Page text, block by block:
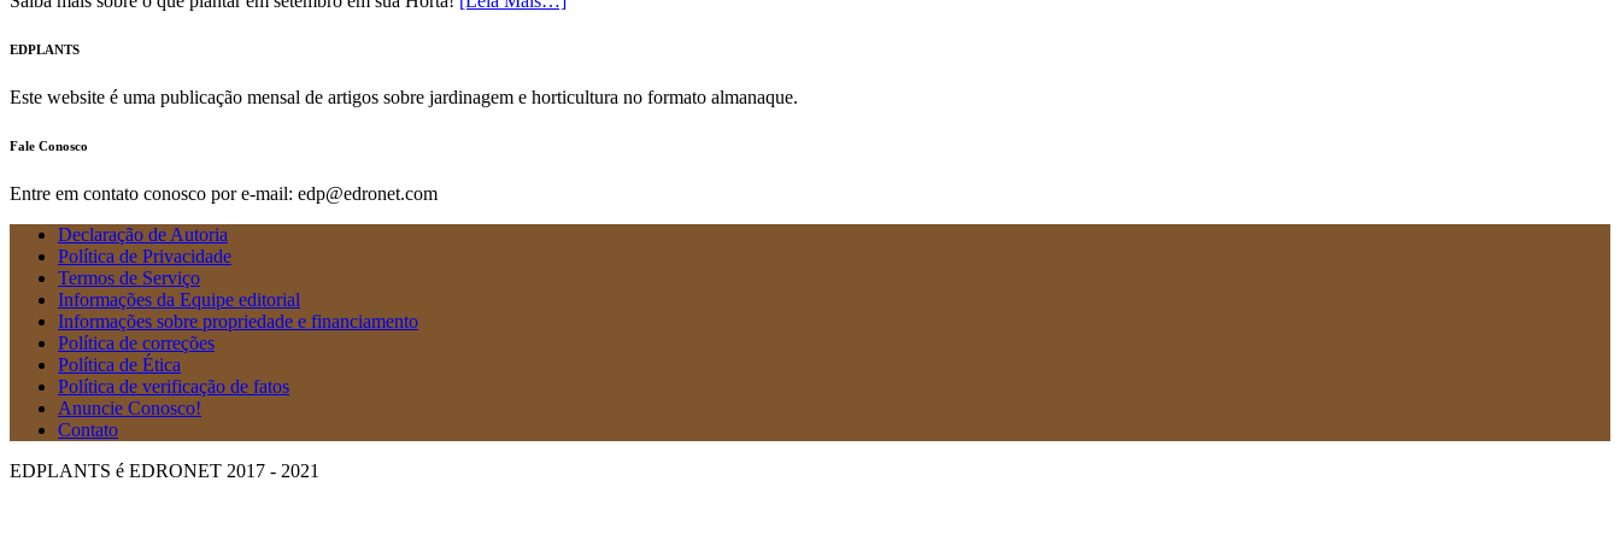
EDPLANTS
Este website é uma publicação mensal de artigos sobre jardinagem e horticultura no formato almanaque.
Fale Conosco
Entre em contato conosco por e-mail: edp@edronet.com
Declaração de Autoria
Política de Privacidade
Termos de Serviço
Informações da Equipe editorial
Informações sobre propriedade e financiamento
Política de correções
Política de Ética
Política de verificação de fatos
Anuncie Conosco!
Contato
EDPLANTS é EDRONET 2017 - 2021